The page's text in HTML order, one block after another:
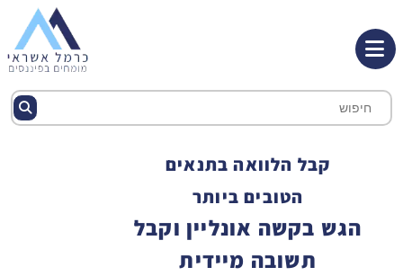
קבל הלוואה בתנאים
הטובים ביותר
הגש בקשה אונליין וקבל
תשובה מיידית